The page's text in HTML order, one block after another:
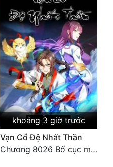
khoảng 3 giờ trước
Vạn Cổ Đệ Nhất Thần
Chương 8026 Bố cục mới